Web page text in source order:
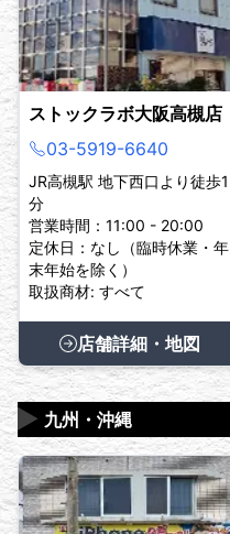
ストックラボ大阪高槻店
03-5919-6640
JR高槻駅 地下西口より徒歩1
分
営業時間：11:00 - 20:00
定休日：なし（臨時休業・年
末年始を除く）
取扱商材: すべて
店舗詳細・地図
九州・沖縄
▶